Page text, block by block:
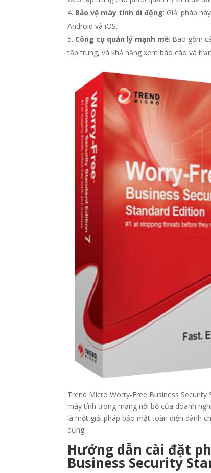
Bảo vệ máy tính di động: Giải pháp
Android và iOS.
Công cụ quản lý mạnh mẽ: Bao gồm
tập trung, và khả năng xem báo cáo và
Trend Micro Worry-Free Business
máy tính trong mạng nội bộ của doanh
là một giải pháp bảo mật toàn diện dành
dụng.
Hướng dẫn cài đặt
Business Security